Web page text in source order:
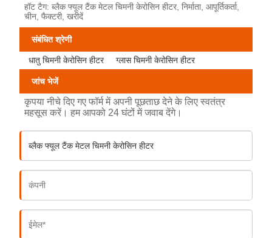
हॉट टैग: ब्लैक फ्यूल टैंक मेटल चिमनी केरोसिन हीटर, निर्माता, आपूर्तिकर्ता,
चीन, फैक्टरी, खरीदें
संबंधित श्रेणी
धातु चिमनी केरोसिन हीटर ग्लास चिमनी केरोसिन हीटर
जांच भेजें
कृपया नीचे दिए गए फॉर्म में अपनी पूछताछ देने के लिए स्वतंत्र
महसूस करें। हम आपको 24 घंटों में जवाब देंगे।